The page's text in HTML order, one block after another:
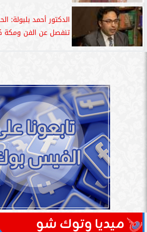
الدكتور أحمد بلبولة:
تنفصل عن الفن ومكة
ميديا وتوك شو